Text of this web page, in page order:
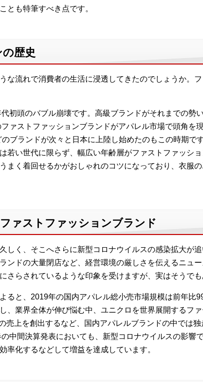
とも特筆すべき点です。
歴史
な流れで消費者の生活に浸透してきたのでしょうか。
初頭のバブル崩壊です。高級ブランドがそれまでの勢
ァストファッションブランドがアパレル市場で頭角を
ブランドが次々と日本に上陸し始めたのもこの時期で
若い世代に限らず、幅広い年齢層がファストファッシ
まく着回せるかがおしゃれのコツになっており、衣服
ァストファッションブランド
しく、そこへさらに新型コロナウイルスの感染拡大が
ンドの大量閉店など、経営環境の厳しさを伝えるニュ
さらされているような印象を受けますが、実はそうでも
ると、2019年の国内アパレル総小売市場規模は前年比
、業界全体が伸び悩む中、ユニクロを世界展開するフ
売上を創出するなど、国内アパレルブランドの中では
中間決算発表においても、新型コロナウイルスの影響
率化するなどして増益を達成しています。